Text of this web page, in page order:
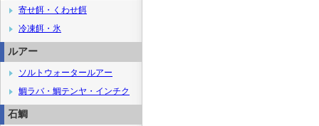
寄せ餌・くわせ餌
冷凍餌・氷
ルアー
ソルトウォータールアー
鯛ラバ・鯛テンヤ・インチク
石鯛